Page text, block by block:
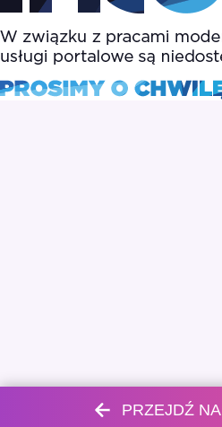
PRZEJDŹ NA